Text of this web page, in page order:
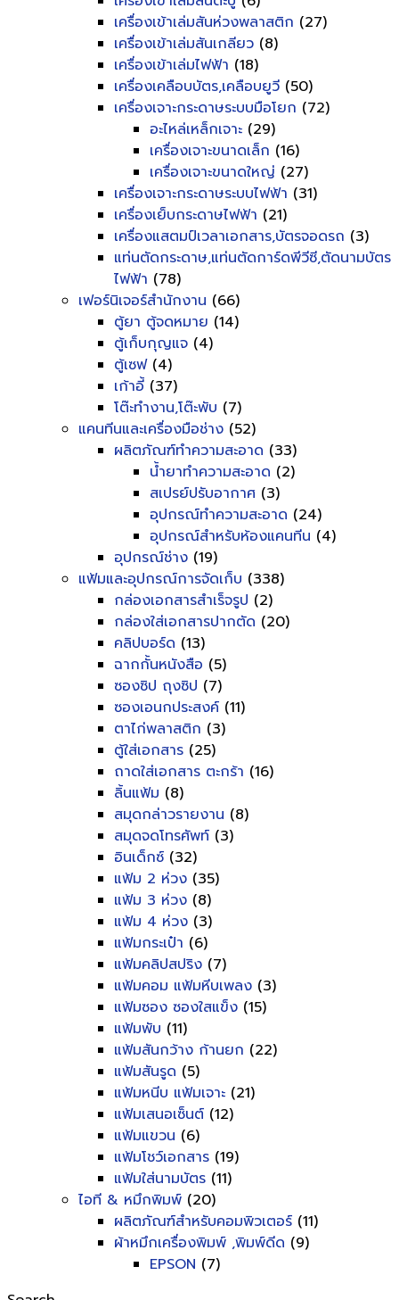
เครื่องเข้าเล่มสันห่วงพลาสติก (27)
เครื่องเข้าเล่มสันเกลียว (8)
เครื่องเข้าเล่มไฟฟ้า (18)
เครื่องเคลือบบัตร,เคลือบยูวี (50)
เครื่องเจาะกระดาษระบบมือโยก (72)
อะไหล่เหล็กเจาะ (29)
เครื่องเจาะขนาดเล็ก (16)
เครื่องเจาะขนาดใหญ่ (27)
เครื่องเจาะกระดาษระบบไฟฟ้า (31)
เครื่องเย็บกระดาษไฟฟ้า (21)
เครื่องแสตมป์เวลาเอกสาร,บัตรจอดรถ (3)
แท่นตัดกระดาษ,แท่นตัดการ์ดพีวีซี,ตัดนามบัตร
ไฟฟ้า (78)
เฟอร์นิเจอร์สำนักงาน (66)
ตู้ยา ตู้จดหมาย (14)
ตู้เก็บกุญแจ (4)
ตู้เซฟ(4)
เก้าอี้ (37)
โต๊ะทำงาน,โต๊ะพับ (7)
แคนทีนและเครื่องมือช่าง (52)
ผลิตภัณฑ์ทำความสะอาด (33)
น้ำยาทำความสะอาด (2)
สเปรย์ปรับอากาศ (3)
อุปกรณ์ทำความสะอาด (24)
อุปกรณ์สำหรับห้องแคนทีน (4)
อุปกรณ์ช่าง (19)
แฟ้มและอุปกรณ์การจัดเก็บ (338)
กล่องเอกสารสำเร็จรูป (2)
กล่องใส่เอกสารปากตัด (20)
คลิปบอร์ด (13)
ฉากกั้นหนังสือ (5)
ซองซิป ถุงซิป (7)
ซองเอนกประสงค์ (11)
ตาไก่พลาสติก (3)
ตู้ใส่เอกสาร (25)
ถาดใส่เอกสาร ตะกร้า (16)
ลิ้นแฟ้ม (8)
สมุดกล่าวรายงาน (8)
สมุดจดโทรศัพท์ (3)
อินเด็กซ์ (32)
แฟ้ม 2 ห่วง (35)
แฟ้ม 3 ห่วง (8)
แฟ้ม 4 ห่วง (3)
แฟ้มกระเป๋า (6)
แฟ้มคลิปสปริง (7)
แฟ้มคอม แฟ้มหีบเพลง (3)
แฟ้มซอง ซองใสแข็ง (15)
แฟ้มพับ (11)
แฟ้มสันกว้าง ก้านยก (22)
แฟ้มสันรูด (5)
แฟ้มหนีบ แฟ้มเจาะ (21)
แฟ้มเสนอเซ็นต์ (12)
แฟ้มแขวน (6)
แฟ้มโชว์เอกสาร (19)
แฟ้มใส่นามบัตร (11)
ไอที & หมึกพิมพ์ (20)
ผลิตภัณฑ์สำหรับคอมพิวเตอร์ (11)
ผ้าหมึกเครื่องพิมพ์ ,พิมพ์ดีด (9)
EPSON (7)